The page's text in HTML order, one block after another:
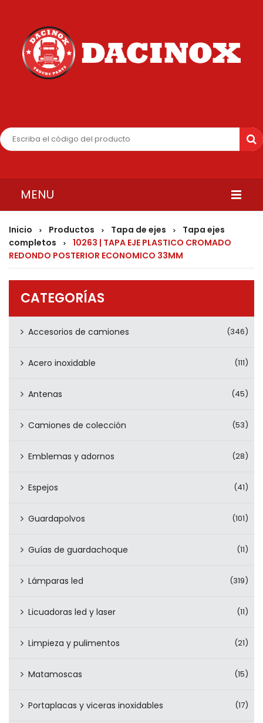
MENU
INICIO
QUIENES SOMOS
PRODUCTOS
CONTÁCTENOS
Inicio > Productos > Tapa de ejes >
Tapa ejes
completos
>
10263 | TAPA EJE PLASTICO CROMADO
REDONDO POSTERIOR ECONOMICO 33MM
CATEGORÍAS
Accesorios de camiones (346)
Acero inoxidable (111)
Antenas (45)
Camiones de colección (53)
Emblemas y adornos (28)
Espejos (41)
Guardapolvos (101)
Guías de guardachoque (11)
Lámparas led (319)
Licuadoras led y laser (11)
Limpieza y pulimentos (21)
Matamoscas (15)
Portaplacas y viceras inoxidables (17)